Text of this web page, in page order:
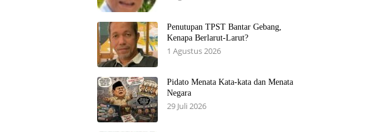
Penutupan TPST Bantar Gebang,
Kenapa Berlarut-Larut?
1 Agustus 2026
Pidato Menata Kata-kata dan Menata
Negara
29 Juli 2026